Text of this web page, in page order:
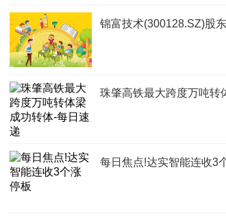
锦富技术(300128.SZ)股
珠肇高铁最大跨度万吨转
每日焦点!达实智能连收3